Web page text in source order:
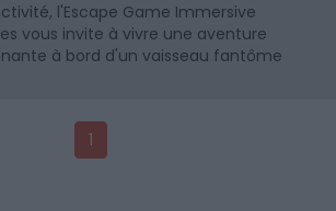
l'Escape Game Immersive
vous invite à vivre une aventure
à bord d'un vaisseau fantôme
1